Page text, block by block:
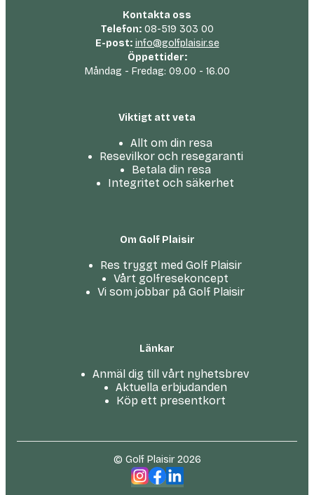
Kontakta oss
Telefon:08-519 303 00
E-post: info@golfplaisir.se
Öppettider:
Måndag - Fredag: 09.00 - 16.00
Viktigt att veta
Allt om din resa
Resevilkor och resegaranti
Betala din resa
Integritet och säkerhet
Om Golf Plaisir
Res tryggt med Golf Plaisir
Vårt golfresekoncept
Vi som jobbar på Golf Plaisir
Länkar
Anmäl dig till vårt nyhetsbrev
Aktuella erbjudanden
Köp ett presentkort
© Golf Plaisir 2026